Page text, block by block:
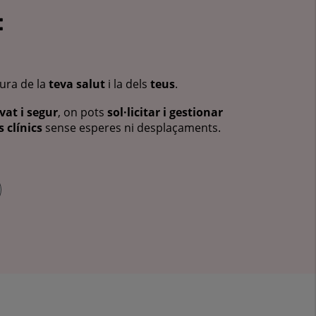
de la teva salut i la dels teus.
i segur, on pots sol·licitar i gestionar
clínics sense esperes ni desplaçaments.